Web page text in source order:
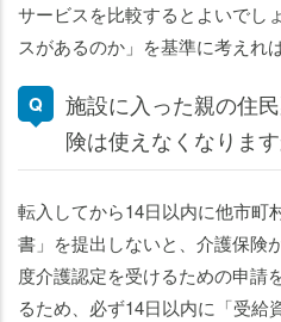
サービスを比較するとよいでし
スがあるのか」を基準に考えれ
施設に入った親の住
険は使えなくなりま
転入してから14日以内に他市町
書」を提出しないと、介護保険
度介護認定を受けるための申請
るため、必ず14日以内に「受給